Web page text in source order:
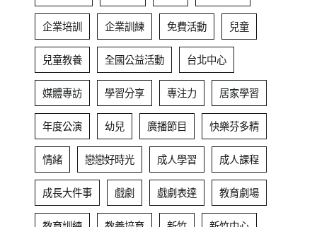
企業培訓 企業訓練 免費活動 兒童
兒童教養 全國公益活動 台北中心
媒體專訪 學習分享 專注力 居家學習
年度公演 幼兒 廣播節目 快樂芬多精
情緒 戀戀好時光 成人學習 成人課程
成長大件事 戲劇 戲劇表達 教育劇場